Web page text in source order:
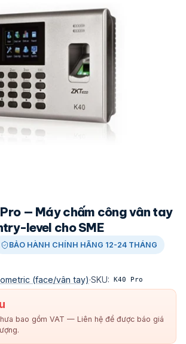
— Máy chấm công vân tay
level cho SME
BẢO HÀNH CHÍNH HÃNG 12-24 THÁNG
(face/vân tay)·SKU: K40 Pro
bao gồm VAT — Liên hệ để được báo giá